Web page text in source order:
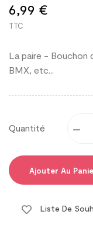
6,99 €
TTC
La paire - Bouchon
BMX, etc...
Quantité
Ajouter Au
Liste De